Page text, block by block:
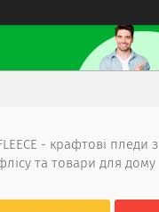
- крафтові пледи з
та товари для дому